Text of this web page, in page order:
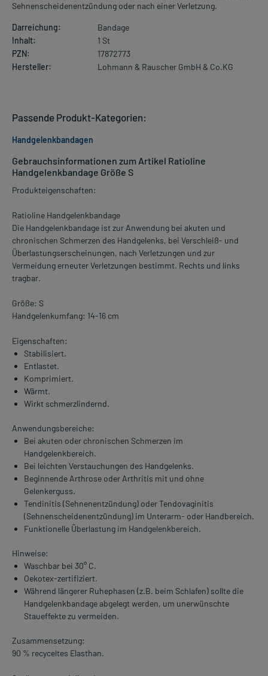
Sehnenscheidenentzündung oder nach einer Verletzung.
Darreichung:
Bandage
Inhalt:
1 St
PZN:
17872773
Hersteller:
Lohmann & Rauscher GmbH & Co.KG
Gebrauchsinformationen zum Artikel Ratioline
Handgelenkbandage Größe S
Produkteigenschaften:
Ratioline Handgelenkbandage
Die Handgelenkbandage ist zur Anwendung bei akuten und
chronischen Schmerzen des Handgelenks, bei Verschleiß- und
Überlastungserscheinungen, nach Verletzungen und zur
Vermeidung erneuter Verletzungen bestimmt. Rechts und links
tragbar.
Größe: S
Handgelenkumfang: 14-16 cm
Eigenschaften:
Stabilisiert.
Entlastet.
Komprimiert.
Wärmt.
Wirkt schmerzlindernd.
Anwendungsbereiche:
Bei akuten oder chronischen Schmerzen im
Handgelenkbereich.
Bei leichten Verstauchungen des Handgelenks.
Beginnende Arthrose oder Arthritis mit und ohne
Gelenkerguss.
Tendinitis (Sehnenentzündung) oder Tendovaginitis
(Sehnenscheidenentzündung) im Unterarm- oder Handbereich.
Funktionelle Überlastung im Handgelenkbereich.
Hinweise:
Waschbar bei 30° C.
Oekotex-zertifiziert.
Während längerer Ruhephasen (z.B. beim Schlafen) sollte die
Handgelenkbandage abgelegt werden, um unerwünschte
Staueffekte zu vermeiden.
Zusammensetzung:
90 % recyceltes Elasthan.
Passende Produkt-Kategorien:
Handgelenkbandagen